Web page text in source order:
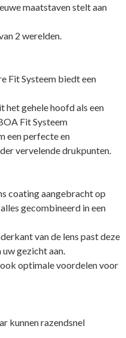
maatstaven stelt aan
2 werelden.
Fit Systeem biedt een
het gehele hoofd als een
Fit Systeem
een perfecte en
vervelende drukpunten.
coating aangebracht op
gecombineerd in een
van de lens past deze
gezicht aan.
optimale voordelen voor
kunnen razendsnel